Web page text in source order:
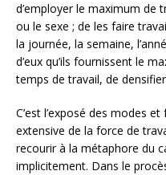
d’employer le maximum de
ou le sexe ; de les faire
la journée, la semaine,
d’eux qu’ils fournissent le
temps de travail, de
C’est l’exposé des modes
extensive de la force de
recourir à la métaphore du
implicitement. Dans le